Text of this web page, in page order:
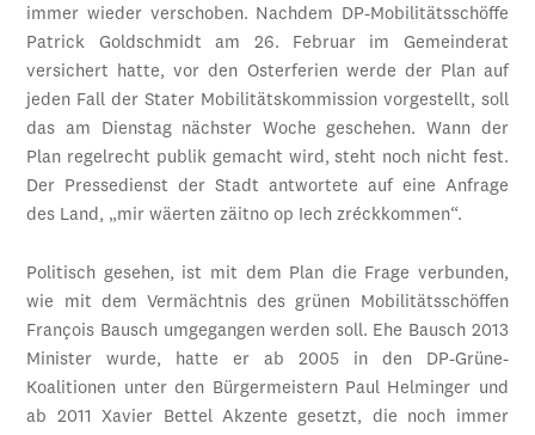
immer wieder verschoben. Nachdem DP-Mobilitätsschöffe
Patrick Goldschmidt am 26. Februar im Gemeinderat
versichert hatte, vor den Osterferien werde der Plan auf
jeden Fall der Stater Mobilitätskommission vorgestellt, soll
das am Dienstag nächster Woche geschehen. Wann der
Plan regelrecht publik gemacht wird, steht noch nicht fest.
Der Pressedienst der Stadt antwortete auf eine Anfrage
des Land, „mir wäerten zäitno op Iech zréckkommen“.
Politisch gesehen, ist mit dem Plan die Frage verbunden,
wie mit dem Vermächtnis des grünen Mobilitätsschöffen
François Bausch umgegangen werden soll. Ehe Bausch 2013
Minister wurde, hatte er ab 2005 in den DP-Grüne-
Koalitionen unter den Bürgermeistern Paul Helminger und
ab 2011 Xavier Bettel Akzente gesetzt, die noch immer